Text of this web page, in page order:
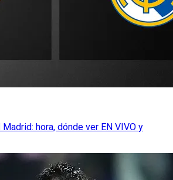
hora, dónde ver EN VIVO y